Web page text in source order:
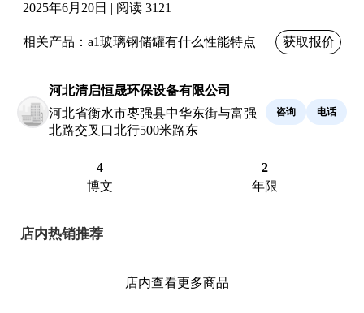
核心性能，包括材料优势、结构设计、适用环境及维护
成本，并结合实际数据说明其技术参数，为工业用户提
供选型参考。
2025年6月20日 | 阅读 3121
相关产品： a1玻璃钢储罐有什么性能特点 获取报价
河北清启恒晟环保设备有限公司
河北省衡水市枣强县中华东街与富强
北路交叉口北行500米路东
咨询 电话
4
博文
2
年限
店内热销推荐
店内查看更多商品